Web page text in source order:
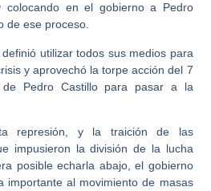
colocando en el gobierno a Pedro
de ese proceso.
utilizar todos sus medios para
y aprovechó la torpe acción del 7
Pedro Castillo para pasar a la
represión, y la traición de las
impusieron la división de la lucha
posible echarla abajo, el gobierno
importante al movimiento de masas